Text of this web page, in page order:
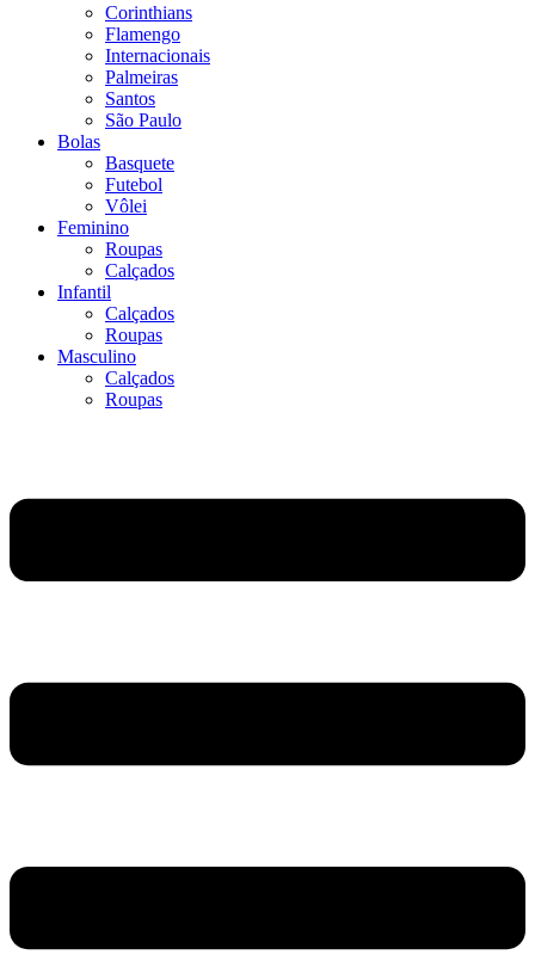
Corinthians
Flamengo
Internacionais
Palmeiras
Santos
São Paulo
Bolas
Basquete
Futebol
Vôlei
Feminino
Roupas
Calçados
Infantil
Calçados
Roupas
Masculino
Calçados
Roupas